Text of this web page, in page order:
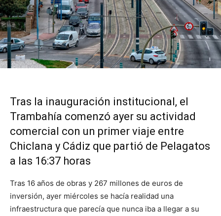
Tras la inauguración institucional, el
Trambahía comenzó ayer su actividad
comercial con un primer viaje entre
Chiclana y Cádiz que partió de Pelagatos
a las 16:37 horas
Tras 16 años de obras y 267 millones de euros de
inversión, ayer miércoles se hacía realidad una
infraestructura que parecía que nunca iba a llegar a su